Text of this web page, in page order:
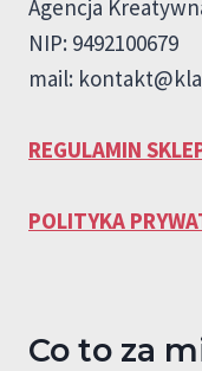
Agencja
NIP: 9492100679
mail:
REGULAMIN
POLITYKA
Co to za